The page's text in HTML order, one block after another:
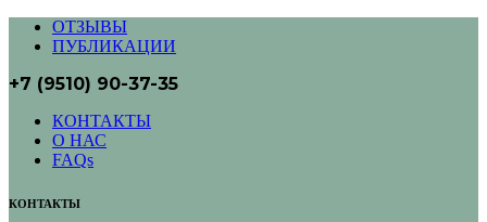
ОТЗЫВЫ
ПУБЛИКАЦИИ
+7 (9510) 90-37-35
КОНТАКТЫ
О НАС
FAQs
КОНТАКТЫ